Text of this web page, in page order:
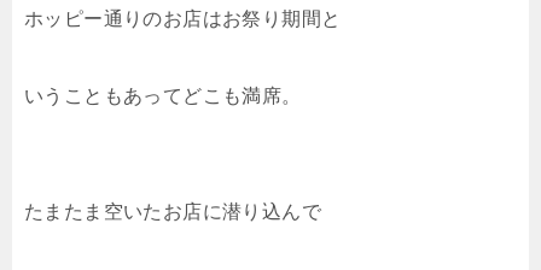
ホッピー通りのお店はお祭り期間と
いうこともあってどこも満席。
たまたま空いたお店に潜り込んで